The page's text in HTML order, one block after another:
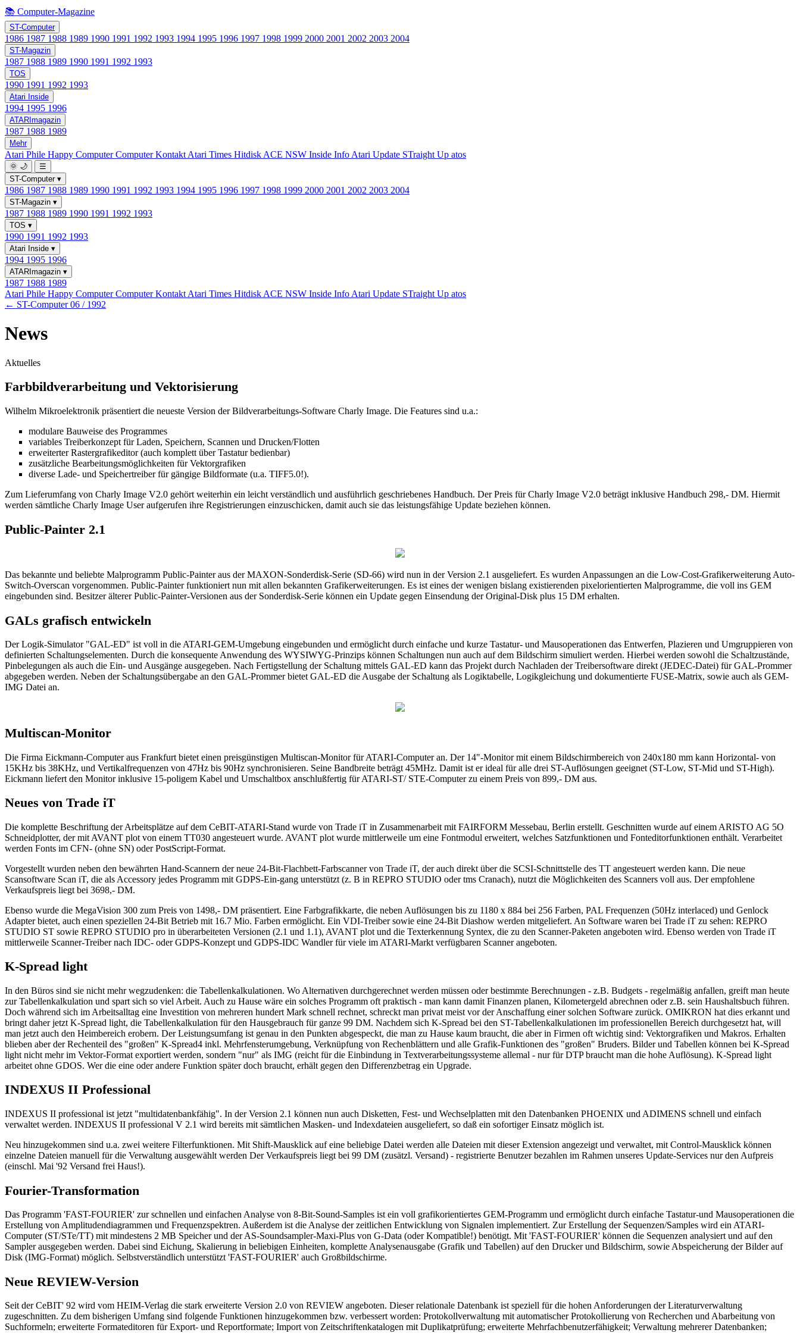
📚 Computer-Magazine
ST-Computer
1986 1987 1988 1989 1990 1991 1992 1993 1994 1995 1996 1997 1998 1999 2000 2001 2002 2003 2004
ST-Magazin
1987 1988 1989 1990 1991 1992 1993
TOS
1990 1991 1992 1993
Atari Inside
1994 1995 1996
ATARImagazin
1987 1988 1989
Mehr
Atari Phile Happy ComputerComputer Kontakt Atari Times Hitdisk ACE NSW Inside Info Atari Update STraight Up atos
🌞 🌙
☰
ST-Computer ▾
1986 1987 1988 1989 1990 1991 1992 1993 1994 1995 1996 1997 1998 1999 2000 2001 2002 2003 2004
ST-Magazin ▾
1987 1988 1989 1990 1991 1992 1993
TOS ▾
1990 1991 1992 1993
Atari Inside ▾
1994 1995 1996
ATARImagazin ▾
1987 1988 1989
Atari Phile Happy ComputerComputer Kontakt Atari Times Hitdisk ACE NSW Inside Info Atari Update STraight Up atos
← ST-Computer 06 / 1992
News
Aktuelles
Farbbildverarbeitung und Vektorisierung
Wilhelm Mikroelektronik präsentiert die neueste Version der Bildverarbeitungs-Software Charly Image. Die Features sind u.a.:
modulare Bauweise des Programmes
variables Treiberkonzept für Laden, Speichern, Scannen und Drucken/Flotten
erweiterter Rastergrafikeditor (auch komplett über Tastatur bedienbar)
zusätzliche Bearbeitungsmöglichkeiten für Vektorgrafiken
diverse Lade- und Speichertreiber für gängige Bildformate (u.a. TIFF5.0!).
Zum Lieferumfang von Charly Image V2.0 gehört weiterhin ein leicht verständlich und ausführlich geschriebenes Handbuch. Der Preis für Charly Image V2.0 beträgt inklusive Handbuch 298,- DM. Hiermit
werden sämtliche Charly Image User aufgerufen ihre Registrierungen einzuschicken, damit auch sie das leistungsfähige Update beziehen können.
Public-Painter 2.1
Das bekannte und beliebte Malprogramm Public-Painter aus der MAXON-Sonderdisk-Serie (SD-66) wird nun in der Version 2.1 ausgeliefert. Es wurden Anpassungen an die Low-Cost-Grafikerweiterung Auto-
Switch-Overscan vorgenommen. Public-Painter funktioniert nun mit allen bekannten Grafikerweiterungen. Es ist eines der wenigen bislang existierenden pixelorientierten Malprogramme, die voll ins GEM
eingebunden sind. Besitzer älterer Public-Painter-Versionen aus der Sonderdisk-Serie können ein Update gegen Einsendung der Original-Disk plus 15 DM erhalten.
GALs grafisch entwickeln
Der Logik-Simulator "GAL-ED" ist voll in die ATARI-GEM-Umgebung eingebunden und ermöglicht durch einfache und kurze Tastatur- und Mausoperationen das Entwerfen, Plazieren und Umgruppieren von
definierten Schaltungselementen. Durch die konsequente Anwendung des WYSIWYG-Prinzips können Schaltungen nun auch auf dem Bildschirm simuliert werden. Hierbei werden sowohl die Schaltzustände,
Pinbelegungen als auch die Ein- und Ausgänge ausgegeben. Nach Fertigstellung der Schaltung mittels GAL-ED kann das Projekt durch Nachladen der Treibersoftware direkt (JEDEC-Datei) für GAL-Prommer
abgegeben werden. Neben der Schaltungsübergabe an den GAL-Prommer bietet GAL-ED die Ausgabe der Schaltung als Logiktabelle, Logikgleichung und dokumentierte FUSE-Matrix, sowie auch als GEM-
IMG Datei an.
Multiscan-Monitor
Die Firma Eickmann-Computer aus Frankfurt bietet einen preisgünstigen Multiscan-Monitor für ATARI-Computer an. Der 14"-Monitor mit einem Bildschirmbereich von 240x180 mm kann Horizontal- von
15KHz bis 38KHz, und Vertikalfrequenzen von 47Hz bis 90Hz synchronisieren. Seine Bandbreite beträgt 45MHz. Damit ist er ideal für alle drei ST-Auflösungen geeignet (ST-Low, ST-Mid und ST-High).
Eickmann liefert den Monitor inklusive 15-poligem Kabel und Umschaltbox anschlußfertig für ATARI-ST/ STE-Computer zu einem Preis von 899,- DM aus.
Neues von Trade iT
Die komplette Beschriftung der Arbeitsplätze auf dem CeBIT-ATARI-Stand wurde von Trade iT in Zusammenarbeit mit FAIRFORM Messebau, Berlin erstellt. Geschnitten wurde auf einem ARISTO AG 5O
Schneidplotter, der mit AVANT plot von einem TT030 angesteuert wurde. AVANT plot wurde mittlerweile um eine Fontmodul erweitert, welches Satzfunktionen und Fonteditorfunktionen enthält. Verarbeitet
werden Fonts im CFN- (ohne SN) oder PostScript-Format.
Vorgestellt wurden neben den bewährten Hand-Scannern der neue 24-Bit-Flachbett-Farbscanner von Trade iT, der auch direkt über die SCSI-Schnittstelle des TT angesteuert werden kann. Die neue
Scansoftware Scan iT, die als Accessory jedes Programm mit GDPS-Ein-gang unterstützt (z. B in REPRO STUDIO oder tms Cranach), nutzt die Möglichkeiten des Scanners voll aus. Der empfohlene
Verkaufspreis liegt bei 3698,- DM.
Ebenso wurde die MegaVision 300 zum Preis von 1498,- DM präsentiert. Eine Farbgrafikkarte, die neben Auflösungen bis zu 1180 x 884 bei 256 Farben, PAL Frequenzen (50Hz interlaced) und Genlock
Adapter bietet, auch einen speziellen 24-Bit Betrieb mit 16.7 Mio. Farben ermöglicht. Ein VDI-Treiber sowie eine 24-Bit Diashow werden mitgeliefert. An Software waren bei Trade iT zu sehen: REPRO
STUDIO ST sowie REPRO STUDIO pro in überarbeiteten Versionen (2.1 und 1.1), AVANT plot und die Texterkennung Syntex, die zu den Scanner-Paketen angeboten wird. Ebenso werden von Trade iT
mittlerweile Scanner-Treiber nach IDC- oder GDPS-Konzept und GDPS-IDC Wandler für viele im ATARI-Markt verfügbaren Scanner angeboten.
K-Spread light
In den Büros sind sie nicht mehr wegzudenken: die Tabellenkalkulationen. Wo Alternativen durchgerechnet werden müssen oder bestimmte Berechnungen - z.B. Budgets - regelmäßig anfallen, greift man heute
zur Tabellenkalkulation und spart sich so viel Arbeit. Auch zu Hause wäre ein solches Programm oft praktisch - man kann damit Finanzen planen, Kilometergeld abrechnen oder z.B. sein Haushaltsbuch führen.
Doch während sich im Arbeitsalltag eine Investition von mehreren hundert Mark schnell rechnet, schreckt man privat meist vor der Anschaffung einer solchen Software zurück. OMIKRON hat dies erkannt und
bringt daher jetzt K-Spread light, die Tabellenkalkulation für den Hausgebrauch für ganze 99 DM. Nachdem sich K-Spread bei den ST-Tabellenkalkulationen im professionellen Bereich durchgesetzt hat, will
man jetzt auch den Heimbereich erobern. Der Leistungsumfang ist genau in den Punkten abgespeckt, die man zu Hause kaum braucht, die aber in Firmen oft wichtig sind: Vektorgrafiken und Makros. Erhalten
blieben aber der Rechenteil des "großen" K-Spread4 inkl. Mehrfensterumgebung, Verknüpfung von Rechenblättern und alle Grafik-Funktionen des "großen" Bruders. Bilder und Tabellen können bei K-Spread
light nicht mehr im Vektor-Format exportiert werden, sondern "nur" als IMG (reicht für die Einbindung in Textverarbeitungssysteme allemal - nur für DTP braucht man die hohe Auflösung). K-Spread light
arbeitet ohne GDOS. Wer die eine oder andere Funktion später doch braucht, erhält gegen den Differenzbetrag ein Upgrade.
INDEXUS II Professional
INDEXUS II professional ist jetzt "multidatenbankfähig". In der Version 2.1 können nun auch Disketten, Fest- und Wechselplatten mit den Datenbanken PHOENIX und ADIMENS schnell und einfach
verwaltet werden. INDEXUS II professional V 2.1 wird bereits mit sämtlichen Masken- und Indexdateien ausgeliefert, so daß ein sofortiger Einsatz möglich ist.
Neu hinzugekommen sind u.a. zwei weitere Filterfunktionen. Mit Shift-Mausklick auf eine beliebige Datei werden alle Dateien mit dieser Extension angezeigt und verwaltet, mit Control-Mausklick können
einzelne Dateien manuell für die Verwaltung ausgewählt werden Der Verkaufspreis liegt bei 99 DM (zusätzl. Versand) - registrierte Benutzer bezahlen im Rahmen unseres Update-Services nur den Aufpreis
(einschl. Mai '92 Versand frei Haus!).
Fourier-Transformation
Das Programm 'FAST-FOURIER' zur schnellen und einfachen Analyse von 8-Bit-Sound-Samples ist ein voll grafikorientiertes GEM-Programm und ermöglicht durch einfache Tastatur-und Mausoperationen die
Erstellung von Amplitudendiagrammen und Frequenzspektren. Außerdem ist die Analyse der zeitlichen Entwicklung von Signalen implementiert. Zur Erstellung der Sequenzen/Samples wird ein ATARI-
Computer (ST/STe/TT) mit mindestens 2 MB Speicher und der AS-Soundsampler-Maxi-Plus von G-Data (oder Kompatible!) benötigt. Mit 'FAST-FOURIER' können die Sequenzen analysiert und auf den
Sampler ausgegeben werden. Dabei sind Eichung, Skalierung in beliebigen Einheiten, komplette Analysenausgabe (Grafik und Tabellen) auf den Drucker und Bildschirm, sowie Abspeicherung der Bilder auf
Disk (IMG-Format) möglich. Selbstverständlich unterstützt 'FAST-FOURIER' auch Großbildschirme.
Neue REVIEW-Version
Seit der CeBIT' 92 wird vom HEIM-Verlag die stark erweiterte Version 2.0 von REVIEW angeboten. Dieser relationale Datenbank ist speziell für die hohen Anforderungen der Literaturverwaltung
zugeschnitten. Zu dem bisherigen Umfang sind folgende Funktionen hinzugekommen bzw. verbessert worden: Protokollverwaltung mit automatischer Protokollierung von Recherchen und Abarbeitung von
Suchformeln; erweiterte Formateditoren für Export- und Reportformate; Import von Zeitschriftenkatalogen mit Duplikatprüfung; erweiterte Mehrfachbenutzerfähigkeit; Verwaltung mehrerer Datenbanken;